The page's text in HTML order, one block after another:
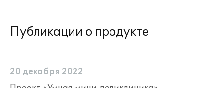
обследования;
Регистрация результатов
углубленного медицинского
контрольных медицинских осмотров,
формирование этапных эпикризов,
Публикации о продукте
20 декабря 2022